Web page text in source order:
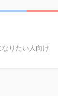
りたい人向け